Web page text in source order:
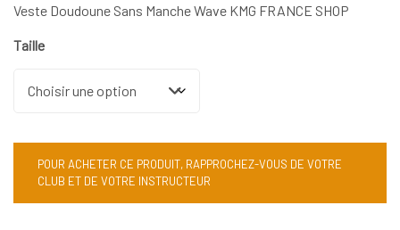
Veste Doudoune Sans Manche Wave KMG FRANCE SHOP
Taille
POUR ACHETER CE PRODUIT, RAPPROCHEZ-VOUS DE VOTRE
CLUB ET DE VOTRE INSTRUCTEUR